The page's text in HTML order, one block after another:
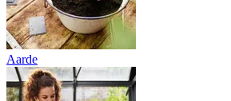
Aarde